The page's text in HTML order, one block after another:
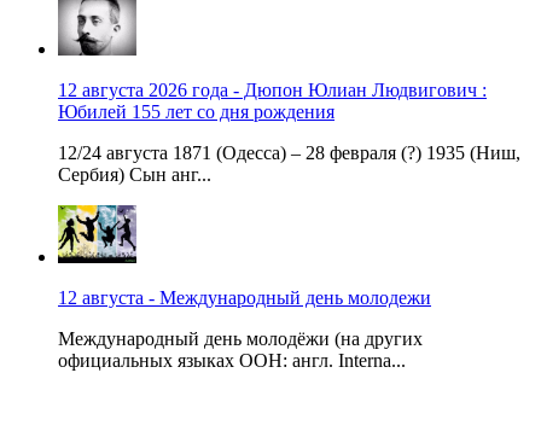
12 августа 2026 года - Дюпон Юлиан Людвигович :
Юбилей 155 лет со дня рождения
12/24 августа 1871 (Одесса) – 28 февраля (?) 1935 (Ниш,
Сербия) Сын анг...
12 августа - Международный день молодежи
Международный день молодёжи (на других
официальных языках ООН: англ. Interna...